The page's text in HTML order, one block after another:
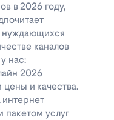
в 2026 году,
нуждающихся
каналов
нас:
2026
и качества.
услуг